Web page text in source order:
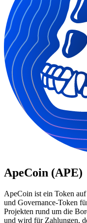
ApeCoin (APE)
ApeCoin ist ein Token
und Governance-Token
Projekten rund um die
und wird für Zahlungen,